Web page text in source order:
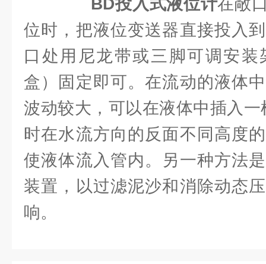
BD投入式液位计在敞
位时，把液位变送器直接投入
口处用尼龙带或三脚可调安
盒）固定即可。在流动的液体
波动较大，可以在液体中插入
时在水流方向的反面不同高度
使液体流入管内。另一种方法
装置，以过滤泥沙和消除动态
响。